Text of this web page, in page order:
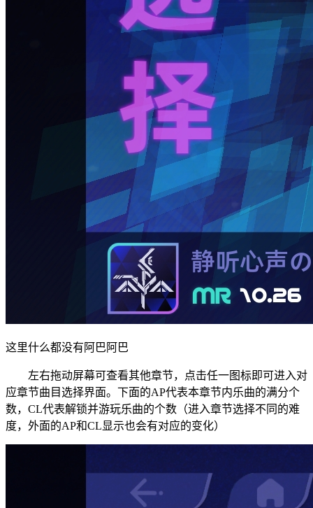
这里什么都没有阿巴阿巴
左右拖动屏幕可查看其他章节，点击任一图标即可进入对
应章节曲目选择界面。下面的AP代表本章节内乐曲的满分个
数，CL代表解锁并游玩乐曲的个数（进入章节选择不同的难
度，外面的AP和CL显示也会有对应的变化）